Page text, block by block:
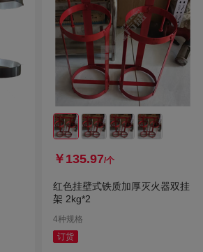
￥135.97/个
红色挂壁式铁质加厚灭火器双挂
架 2kg*2
4种规格
订货